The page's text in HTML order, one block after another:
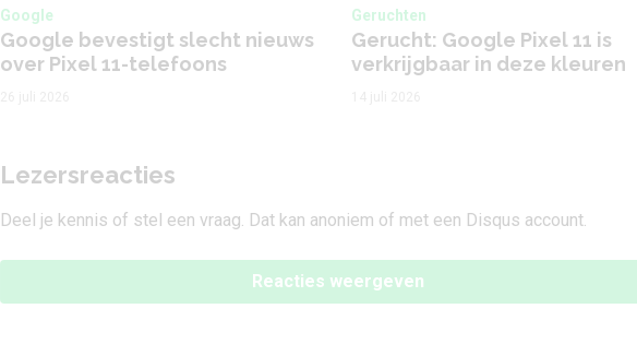
Google
Google bevestigt slecht nieuws
over Pixel 11-telefoons
Geruchten
Gerucht: Google Pixel 11 is
verkrijgbaar in deze kleuren
Lezersreacties
Deel je kennis of stel een vraag. Dat kan anoniem of met een Disqus account.
Reacties weergeven